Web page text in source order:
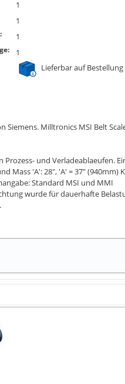
1
1
1
1
Lieferbar auf
Milltronics MSI Belt
und
'A': 28", 'A' = 37" (940mm)
Standard MSI und MMI
wurde für dauerhafte